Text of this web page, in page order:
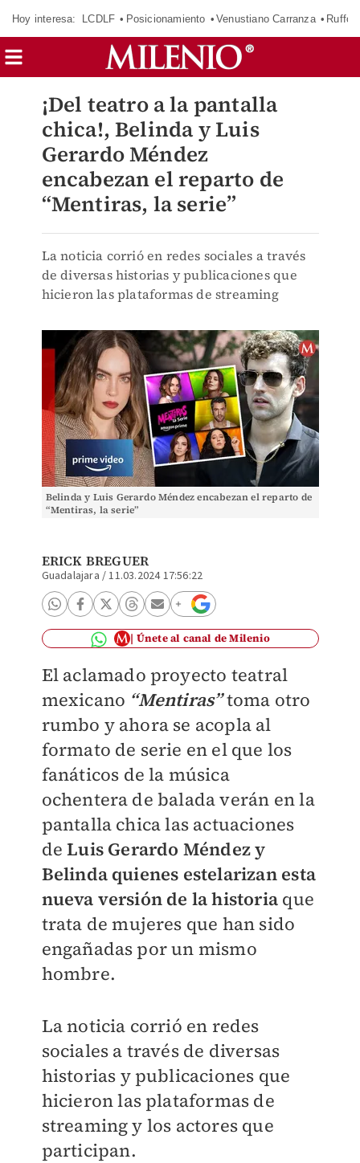
Hoy interesa: LCDLF Posicionamiento Venustiano Carranza Ruffo
¡Del teatro a la pantalla
chica!, Belinda y Luis
Gerardo Méndez
encabezan el reparto de
“Mentiras, la serie”
La noticia corrió en redes sociales a través
de diversas historias y publicaciones que
hicieron las plataformas de streaming
Belinda y Luis Gerardo Méndez encabezan el reparto de
“Mentiras, la serie”
ERICK BREGUER
Guadalajara /11.03.2024 17:56:22
Únete al canal de Milenio
El aclamado proyecto teatral
mexicano “Mentiras”toma otro
rumbo y ahora se acopla al
formato de serie en el que los
fanáticos de la música
ochentera de balada verán en la
pantalla chica las actuaciones
de Luis Gerardo Méndez y
Belinda quienes estelarizan esta
nueva versión de la historia que
trata de mujeres que han sido
engañadas por un mismo
hombre.
La noticia corrió en redes
sociales a través de diversas
historias y publicaciones que
hicieron las plataformas de
streaming y los actores que
participan.